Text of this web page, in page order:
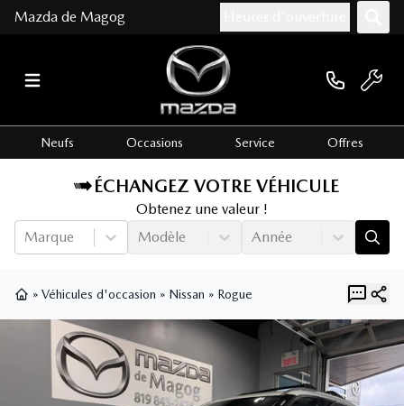
Mazda de Magog
Neufs Occasions Service Offres
ÉCHANGEZ VOTRE VÉHICULE
Obtenez une valeur !
Marque
Modèle Année
» Véhicules d'occasion » Nissan » Rogue